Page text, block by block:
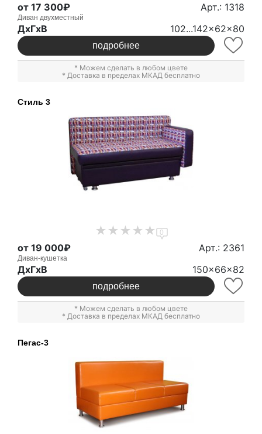
от 17 300₽ Арт.: 1318
Диван двухместный
ДxГxВ 102...142x62x80
подробнее
* Можем сделать в любом цвете
* Доставка в пределах МКАД бесплатно
Стиль 3
0
от 19 000₽ Арт.: 2361
Диван-кушетка
ДxГxВ 150x66x82
подробнее
* Можем сделать в любом цвете
* Доставка в пределах МКАД бесплатно
Пегас-3